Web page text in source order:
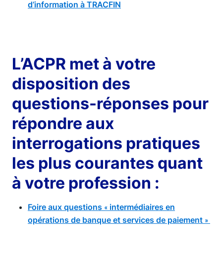
d’information à TRACFIN
L’ACPR met à votre
disposition des
questions-réponses pour
répondre aux
interrogations pratiques
les plus courantes quant
à votre profession :
Foire aux questions « intermédiaires en
opérations de banque et services de paiement »